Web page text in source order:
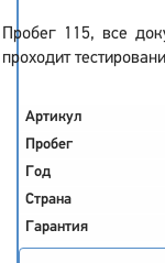
Пробег 115, все
проходит
Артикул
Пробег
Год
Страна
Гарантия